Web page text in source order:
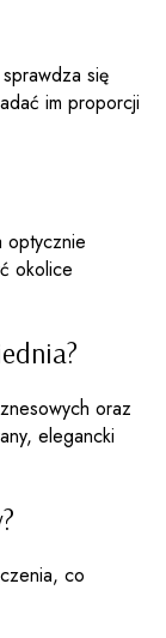
się
im proporcji
optycznie
okolice
oraz
elegancki
co